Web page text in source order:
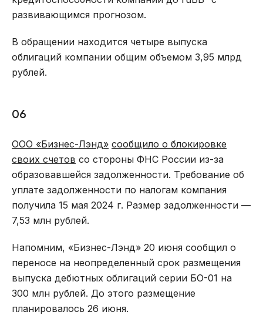
развивающимся прогнозом.
В обращении находится четыре выпуска
облигаций компании общим объемом 3,95 млрд
рублей.
06
ООО «Бизнес-Лэнд» сообщило о блокировке
своих счетов со стороны ФНС России из-за
образовавшейся задолженности. Требование об
уплате задолженности по налогам компания
получила 15 мая 2024 г. Размер задолженности —
7,53 млн рублей.
Напомним, «Бизнес-Лэнд» 20 июня сообщил о
переносе на неопределенный срок размещения
выпуска дебютных облигаций серии БО-01 на
300 млн рублей. До этого размещение
планировалось 26 июня.